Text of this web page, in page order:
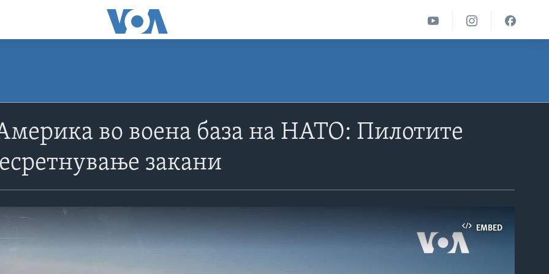
во воена база на НАТО: Пилотите
закани
EMBED